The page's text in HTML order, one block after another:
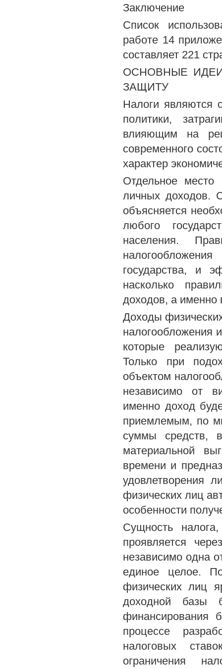
Заключение
Список
работе 14
составляет 221
ОСНОВНЫЕ
ЗАЩИТУ
Налоги являются
политики,
влияющим на
современного
характер
Отдельное место
личных доходов.
объясняется
любого
населения.
государства, и
насколько
доходов, а
Доходы
налогообложения
которые
Только при
объектом
независимо от
именно доход
приемлемым, по
суммы средств,
материальной
времени и
удовлетворения
физических лиц
особенности
Сущность
проявляется
независимо одна
единое целое.
физических лиц
доходной базы
финансирования
процессе
налоговых
ограничения